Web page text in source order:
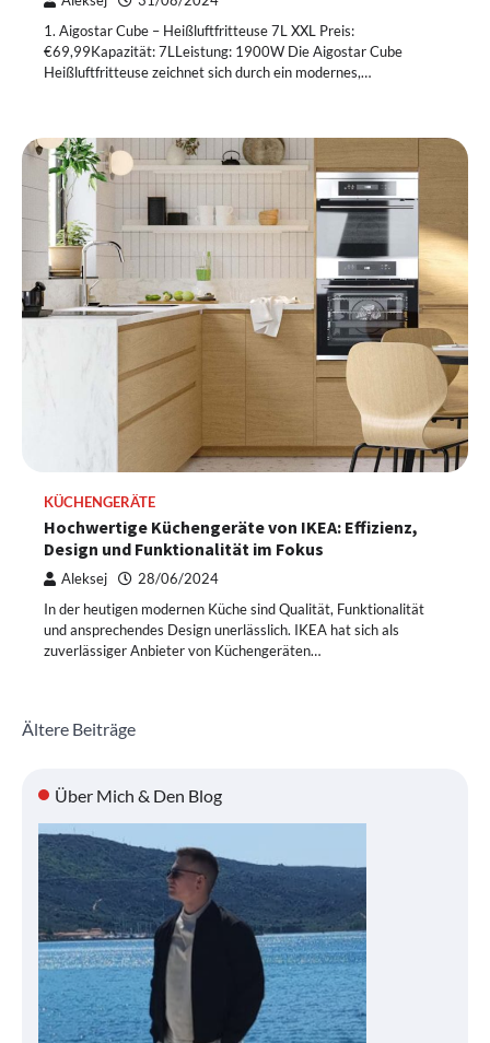
1. Aigostar Cube – Heißluftfritteuse 7L XXL Preis:
€69,99Kapazität: 7LLeistung: 1900W Die Aigostar Cube
Heißluftfritteuse zeichnet sich durch ein modernes,…
KÜCHENGERÄTE
Hochwertige Küchengeräte von IKEA: Effizienz,
Design und Funktionalität im Fokus
Aleksej 28/06/2024
In der heutigen modernen Küche sind Qualität, Funktionalität
und ansprechendes Design unerlässlich. IKEA hat sich als
zuverlässiger Anbieter von Küchengeräten…
Beitragsnavigation
Ältere Beiträge
Über Mich & Den Blog